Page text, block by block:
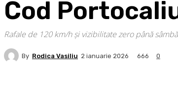
Cod
Rafale de 120 km/h și vizibilitate zero până
By Rodica Vasiliu 2 ianuarie 2026 666 0